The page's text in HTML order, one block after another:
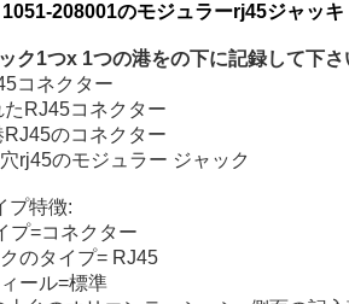
208001のモジュラーrj45ジャッ
ク1つx 1つの港をの下に記録して下さ
コネクター
たRJ45コネクター
のコネクター
rj45のモジュラー ジャック
プ特徴:
プ=コネクター
のタイプ= RJ45
ール=標準